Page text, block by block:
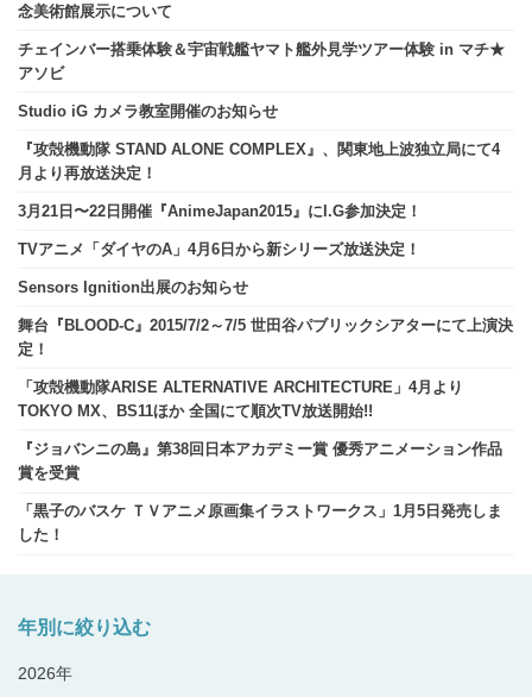
年別に絞り込む
2026年
念美術館展示について
チェインバー搭乗体験＆宇宙戦艦ヤマト艦外見学ツアー体験 in マチ★
アソビ
Studio iG カメラ教室開催のお知らせ
『攻殻機動隊 STAND ALONE COMPLEX』、関東地上波独立局にて4
月より再放送決定！
3月21日〜22日開催『AnimeJapan2015』にI.G参加決定！
TVアニメ「ダイヤのA」4月6日から新シリーズ放送決定！
Sensors Ignition出展のお知らせ
舞台『BLOOD-C』2015/7/2～7/5 世田谷パブリックシアターにて上演決
定！
「攻殻機動隊ARISE ALTERNATIVE ARCHITECTURE」4月より
TOKYO MX、BS11ほか 全国にて順次TV放送開始!!
『ジョバンニの島』第38回日本アカデミー賞 優秀アニメーション作品
賞を受賞
「黒子のバスケ ＴＶアニメ原画集イラストワークス」1月5日発売しま
した！